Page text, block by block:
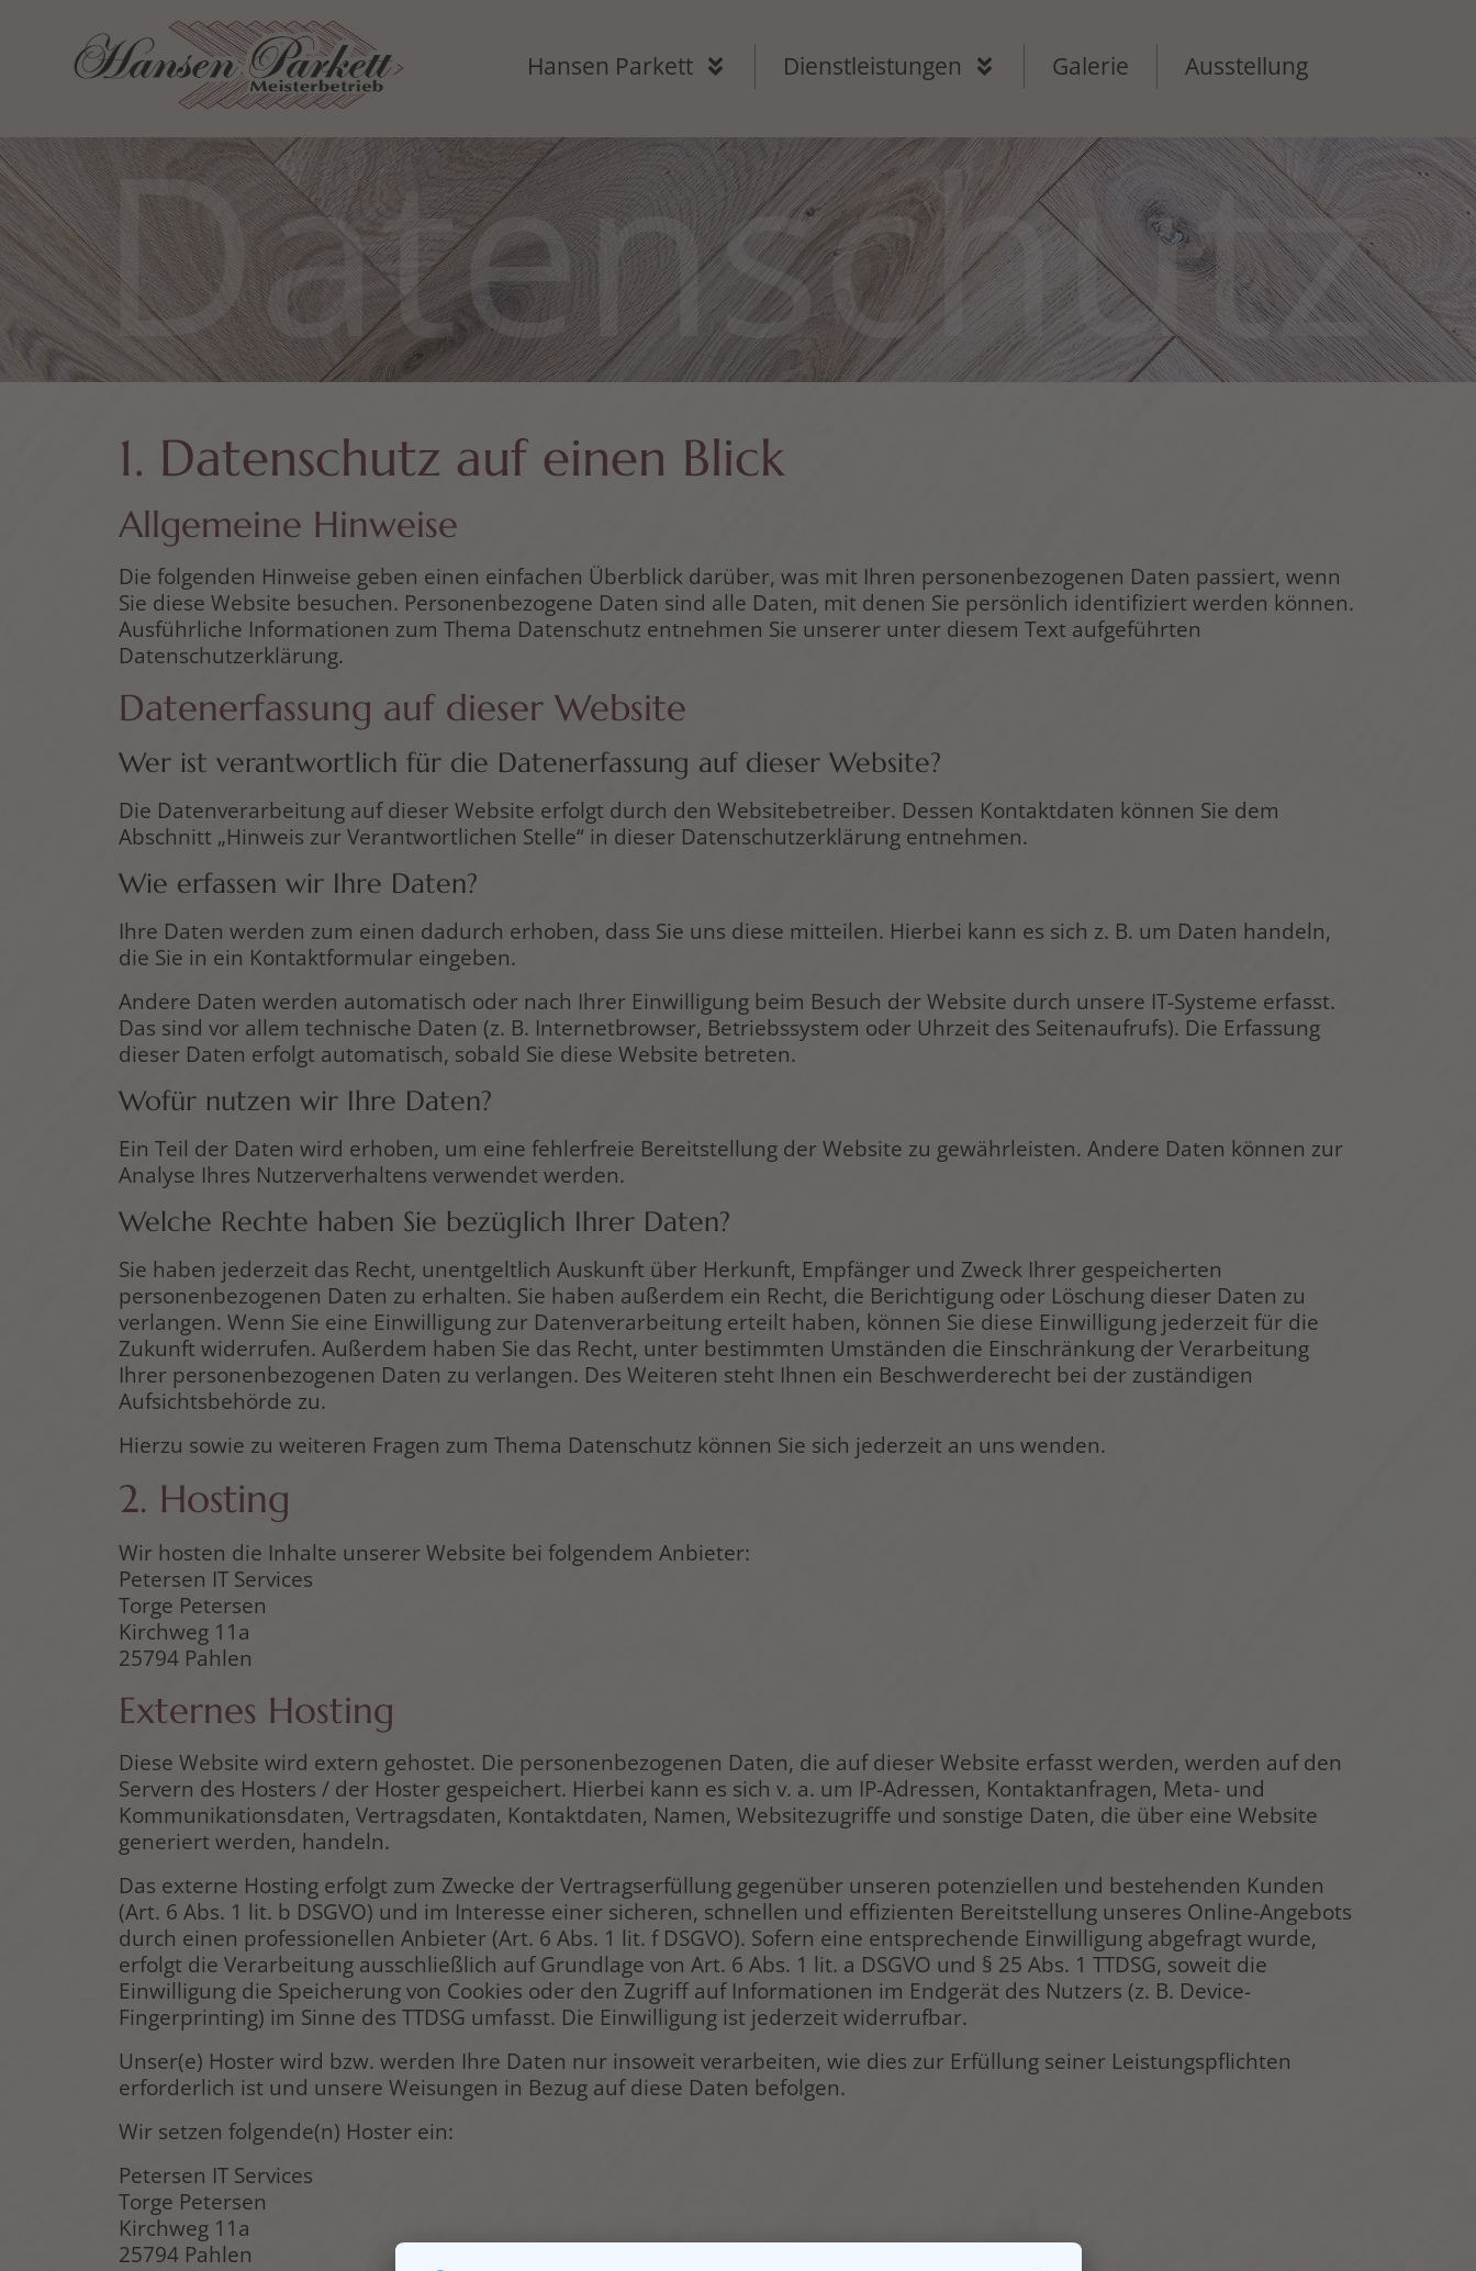
Hansen Parkett Dienstleistungen Galerie Ausstellung
Datenschutz
1. Datenschutz auf einen Blick
Allgemeine Hinweise
Die folgenden Hinweise geben einen einfachen Überblick darüber, was mit Ihren personenbezogenen Daten passiert, wenn
Sie diese Website besuchen. Personenbezogene Daten sind alle Daten, mit denen Sie persönlich identifiziert werden können.
Ausführliche Informationen zum Thema Datenschutz entnehmen Sie unserer unter diesem Text aufgeführten
Datenschutzerklärung.
Datenerfassung auf dieser Website
Wer ist verantwortlich für die Datenerfassung auf dieser Website?
Die Datenverarbeitung auf dieser Website erfolgt durch den Websitebetreiber. Dessen Kontaktdaten können Sie dem
Abschnitt „Hinweis zur Verantwortlichen Stelle“ in dieser Datenschutzerklärung entnehmen.
Wie erfassen wir Ihre Daten?
Ihre Daten werden zum einen dadurch erhoben, dass Sie uns diese mitteilen. Hierbei kann es sich z. B. um Daten handeln,
die Sie in ein Kontaktformular eingeben.
Andere Daten werden automatisch oder nach Ihrer Einwilligung beim Besuch der Website durch unsere IT-Systeme erfasst.
Das sind vor allem technische Daten (z. B. Internetbrowser, Betriebssystem oder Uhrzeit des Seitenaufrufs). Die Erfassung
dieser Daten erfolgt automatisch, sobald Sie diese Website betreten.
Wofür nutzen wir Ihre Daten?
Ein Teil der Daten wird erhoben, um eine fehlerfreie Bereitstellung der Website zu gewährleisten. Andere Daten können zur
Analyse Ihres Nutzerverhaltens verwendet werden.
Welche Rechte haben Sie bezüglich Ihrer Daten?
Sie haben jederzeit das Recht, unentgeltlich Auskunft über Herkunft, Empfänger und Zweck Ihrer gespeicherten
personenbezogenen Daten zu erhalten. Sie haben außerdem ein Recht, die Berichtigung oder Löschung dieser Daten zu
verlangen. Wenn Sie eine Einwilligung zur Datenverarbeitung erteilt haben, können Sie diese Einwilligung jederzeit für die
Zukunft widerrufen. Außerdem haben Sie das Recht, unter bestimmten Umständen die Einschränkung der Verarbeitung
Ihrer personenbezogenen Daten zu verlangen. Des Weiteren steht Ihnen ein Beschwerderecht bei der zuständigen
Aufsichtsbehörde zu.
Hierzu sowie zu weiteren Fragen zum Thema Datenschutz können Sie sich jederzeit an uns wenden.
2. Hosting
Wir hosten die Inhalte unserer Website bei folgendem Anbieter:
Petersen IT Services
Torge Petersen
Kirchweg 11a
25794 Pahlen
Externes Hosting
Diese Website wird extern gehostet. Die personenbezogenen Daten, die auf dieser Website erfasst werden, werden auf den
Servern des Hosters / der Hoster gespeichert. Hierbei kann es sich v. a. um IP-Adressen, Kontaktanfragen, Meta- und
Kommunikationsdaten, Vertragsdaten, Kontaktdaten, Namen, Websitezugriffe und sonstige Daten, die über eine Website
generiert werden, handeln.
Das externe Hosting erfolgt zum Zwecke der Vertragserfüllung gegenüber unseren potenziellen und bestehenden Kunden
(Art. 6 Abs. 1 lit. b DSGVO) und im Interesse einer sicheren, schnellen und effizienten Bereitstellung unseres Online-Angebots
durch einen professionellen Anbieter (Art. 6 Abs. 1 lit. f DSGVO). Sofern eine entsprechende Einwilligung abgefragt wurde,
erfolgt die Verarbeitung ausschließlich auf Grundlage von Art. 6 Abs. 1 lit. a DSGVO und § 25 Abs. 1 TTDSG, soweit die
Einwilligung die Speicherung von Cookies oder den Zugriff auf Informationen im Endgerät des Nutzers (z. B. Device-
Fingerprinting) im Sinne des TTDSG umfasst. Die Einwilligung ist jederzeit widerrufbar.
Unser(e) Hoster wird bzw. werden Ihre Daten nur insoweit verarbeiten, wie dies zur Erfüllung seiner Leistungspflichten
erforderlich ist und unsere Weisungen in Bezug auf diese Daten befolgen.
Wir setzen folgende(n) Hoster ein:
Petersen IT Services
Torge Petersen
Kirchweg 11a
25794 Pahlen